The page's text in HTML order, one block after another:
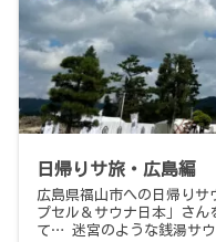
日帰りサ旅・広島編
広島県福山市への日帰りサ
プセル＆サウナ日本」さん
て… 迷宮のような銭湯サウ